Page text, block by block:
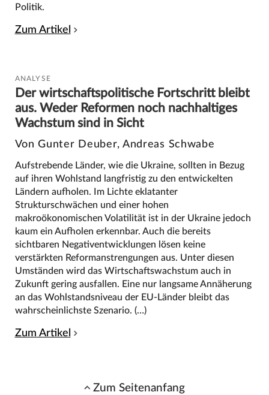
Politik.
Zum Artikel
ANALYSE
Der wirtschaftspolitische Fortschritt bleibt
aus. Weder Reformen noch nachhaltiges
Wachstum sind in Sicht
Von Gunter Deuber, Andreas Schwabe
Aufstrebende Länder, wie die Ukraine, sollten in Bezug
auf ihren Wohlstand langfristig zu den entwickelten
Ländern aufholen. Im Lichte eklatanter
Strukturschwächen und einer hohen
makroökonomischen Volatilität ist in der Ukraine jedoch
kaum ein Aufholen erkennbar. Auch die bereits
sichtbaren Negativentwicklungen lösen keine
verstärkten Reformanstrengungen aus. Unter diesen
Umständen wird das Wirtschaftswachstum auch in
Zukunft gering ausfallen. Eine nur langsame Annäherung
an das Wohlstandsniveau der EU-Länder bleibt das
wahrscheinlichste Szenario. (…)
Zum Artikel
Zum Seitenanfang